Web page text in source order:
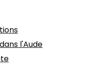
l'Aude